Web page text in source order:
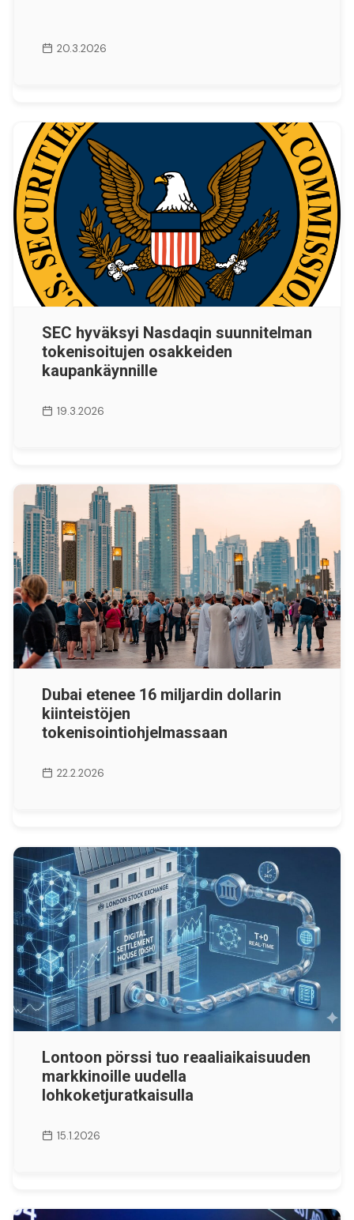
20.3.2026
SEC hyväksyi Nasdaqin suunnitelman
tokenisoitujen osakkeiden
kaupankäynnille
19.3.2026
Dubai etenee 16 miljardin dollarin
kiinteistöjen
tokenisointiohjelmassaan
22.2.2026
Lontoon pörssi tuo reaaliaikaisuuden
markkinoille uudella
lohkoketjuratkaisulla
15.1.2026